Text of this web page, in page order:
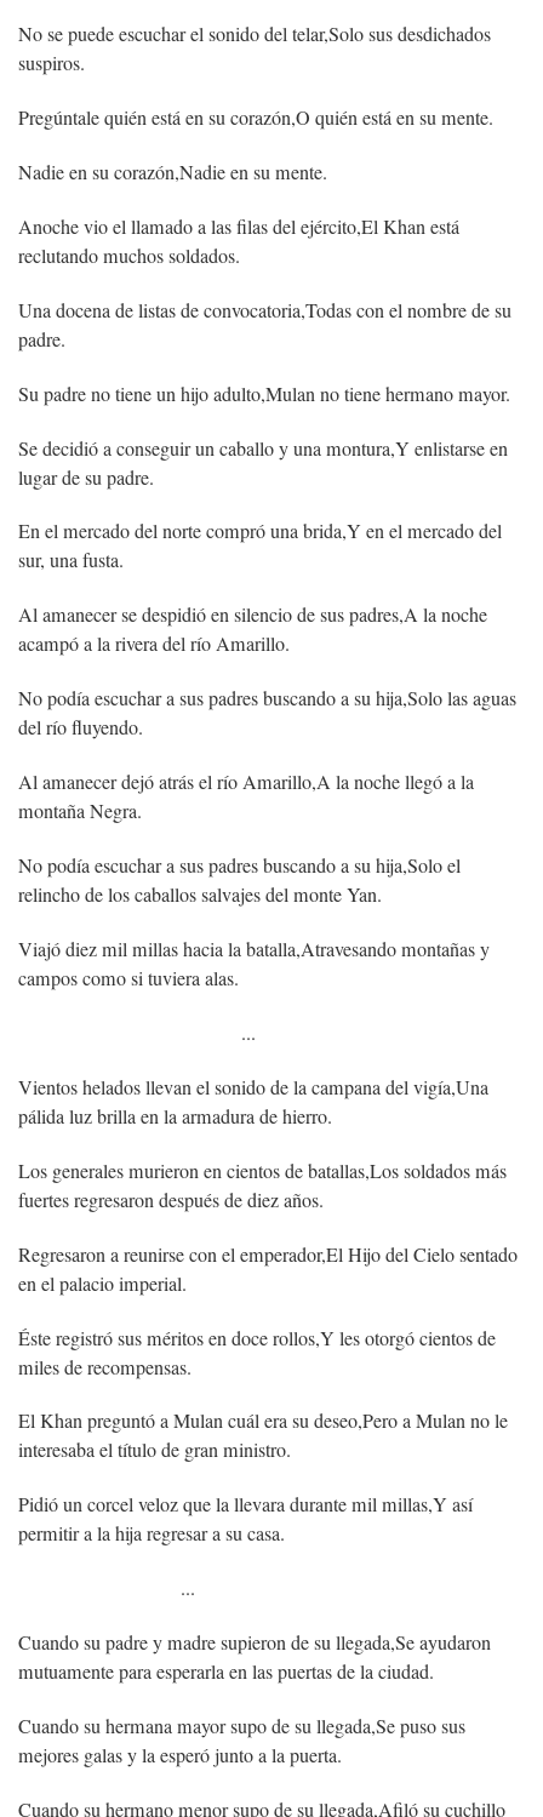
No se puede escuchar el sonido del telar,Solo sus desdichados
suspiros.
Pregúntale quién está en su corazón,O quién está en su mente.
Nadie en su corazón,Nadie en su mente.
Anoche vio el llamado a las filas del ejército,El Khan está
reclutando muchos soldados.
Una docena de listas de convocatoria,Todas con el nombre de su
padre.
Su padre no tiene un hijo adulto,Mulan no tiene hermano mayor.
Se decidió a conseguir un caballo y una montura,Y enlistarse en
lugar de su padre.
En el mercado del norte compró una brida,Y en el mercado del
sur, una fusta.
Al amanecer se despidió en silencio de sus padres,A la noche
acampó a la rivera del río Amarillo.
No podía escuchar a sus padres buscando a su hija,Solo las aguas
del río fluyendo.
Al amanecer dejó atrás el río Amarillo,A la noche llegó a la
montaña Negra.
No podía escuchar a sus padres buscando a su hija,Solo el
relincho de los caballos salvajes del monte Yan.
Viajó diez mil millas hacia la batalla,Atravesando montañas y
campos como si tuviera alas.
...
Vientos helados llevan el sonido de la campana del vigía,Una
pálida luz brilla en la armadura de hierro.
Los generales murieron en cientos de batallas,Los soldados más
fuertes regresaron después de diez años.
Regresaron a reunirse con el emperador,El Hijo del Cielo sentado
en el palacio imperial.
Éste registró sus méritos en doce rollos,Y les otorgó cientos de
miles de recompensas.
El Khan preguntó a Mulan cuál era su deseo,Pero a Mulan no le
interesaba el título de gran ministro.
Pidió un corcel veloz que la llevara durante mil millas,Y así
permitir a la hija regresar a su casa.
...
Cuando su padre y madre supieron de su llegada,Se ayudaron
mutuamente para esperarla en las puertas de la ciudad.
Cuando su hermana mayor supo de su llegada,Se puso sus
mejores galas y la esperó junto a la puerta.
Cuando su hermano menor supo de su llegada,Afiló su cuchillo